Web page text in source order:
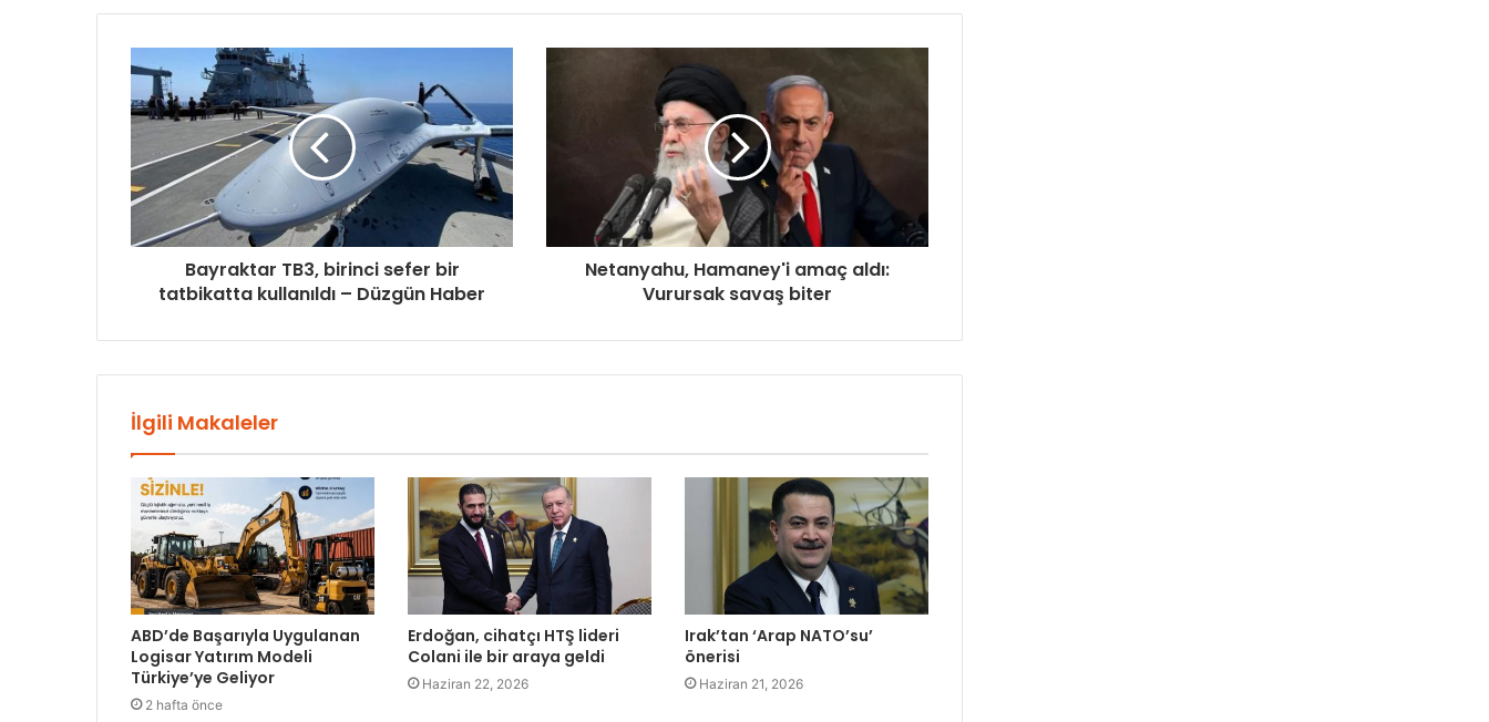
Bayraktar TB3, birinci sefer bir
tatbikatta kullanıldı – Düzgün Haber
Netanyahu, Hamaney'i amaç aldı:
Vurursak savaş biter
İlgili Makaleler
ABD’de Başarıyla Uygulanan
Logisar Yatırım Modeli
Türkiye’ye Geliyor
2 hafta önce
Erdoğan, cihatçı HTŞ lideri
Colani ile bir araya geldi
Haziran 22, 2026
Irak’tan ‘Arap NATO’su’
önerisi
Haziran 21, 2026